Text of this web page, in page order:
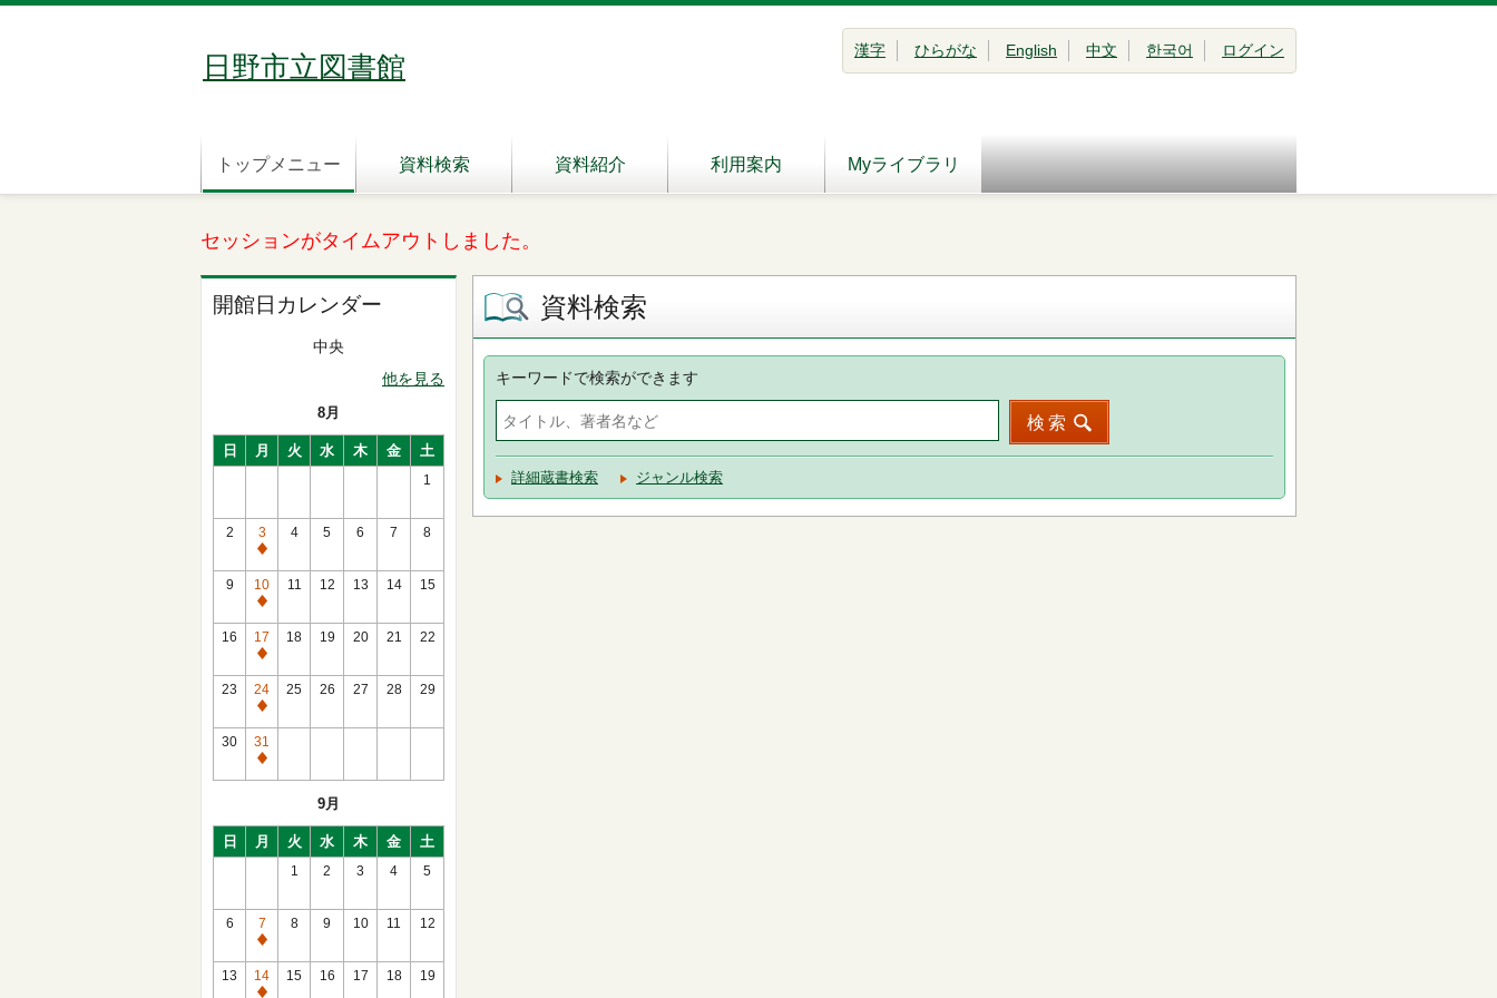
日野市立図書館
トップメニュー 資料検索 資料紹介 利用案内 Myライブラリ
漢字 ひらがな English 中文 한국어 ログイン
セッションがタイムアウトしました。
開館日カレンダー
中央
他を見る
8月
日 月 火 水 木 金 土
1
2
3
通
常
休
館
4 5 6 7 8
9
10
通
常
休
館
11 12 13 14 15
16
17
通
常
休
館
18 19 20 21 22
23
24
通
常
休
館
25 26 27 28 29
30
31
通
館
9月
日 月 火 水 木 金 土
1 2 3 4 5
6
7
通
常
休
8 9 10 11 12
13
14
15 16 17 18 19
資料検索
キーワードで検索ができます
検索
詳細蔵書検索 ジャンル検索